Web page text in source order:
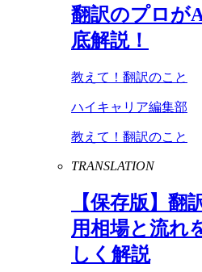
翻訳のプロが
底解説！
教えて！翻訳のこと
ハイキャリア編集部
教えて！翻訳のこと
TRANSLATION
【保存版】翻
用相場と流れ
しく解説